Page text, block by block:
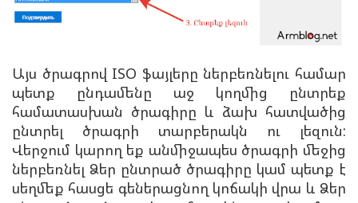
Այս ծրագրով ISO ֆայլերը ներբեռնելու համար
պետք ընդամենը աջ կողմից ընտրեք
համատասխան ծրագիրը և ձախ հատվածից
ընտրել ծրագրի տարբերակն ու լեզուն:
Վերջում կարող եք անմիջապես ծրագրի մեջից
ներբեռնել Ձեր ընտրած ծրագիրը կամ պետք է
սեղմեք հասցե գեներացնող կոճակի վրա և Ձեր